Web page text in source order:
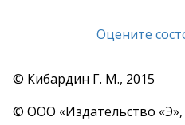
Оцените
© Кибардин Г. М., 2015
© ООО «Издательство «Э»,